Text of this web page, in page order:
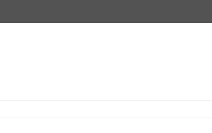
бъдещите майки в Бургас често препоръчват една на